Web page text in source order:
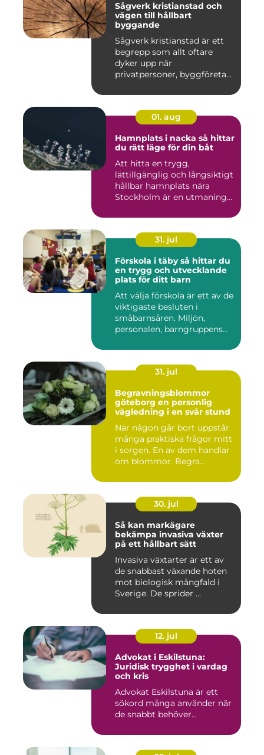
Sågverk kristianstad och
vägen till hållbart
byggande
Sågverk kristianstad är ett
begrepp som allt oftare
dyker upp när
privatpersoner, byggföretag
01. aug
Hamnplats i nacka så hittar
du rätt läge för din båt
Att hitta en trygg,
lättillgänglig och långsiktigt
hållbar hamnplats nära
Stockholm är en utmaning
31. jul
Förskola i täby så hittar du
en trygg och utvecklande
plats för ditt barn
Att välja förskola är ett av de
viktigaste besluten i
småbarnsåren. Miljön,
personalen, barngruppens...
31. jul
Begravningsblommor
göteborg en personlig
vägledning i en svår stund
När någon går bort uppstår
många praktiska frågor mitt
i sorgen. En av dem handlar
om blommor. Begra...
30. jul
Så kan markägare
bekämpa invasiva växter
på ett hållbart sätt
Invasiva växtarter är ett av
de snabbast växande hoten
mot biologisk mångfald i
Sverige. De sprider ...
12. jul
Advokat i Eskilstuna:
Juridisk trygghet i vardag
och kris
Advokat Eskilstuna är ett
sökord många använder när
de snabbt behöver...